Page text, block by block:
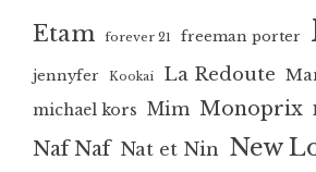
Etam forever 21 freeman porter
jennyfer Kookai La Redoute
michael kors Mim Monoprix
Naf Naf Nat et Nin New